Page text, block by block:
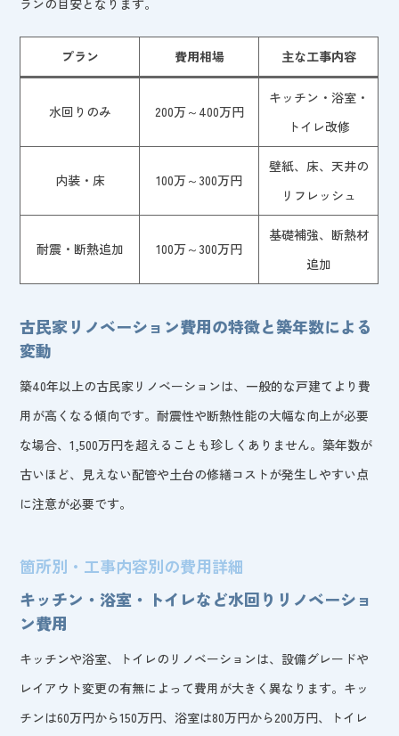
プラン 費用相場 主な工事内容
水回りのみ 200万～400万円
キッチン・浴室・
トイレ改修
内装・床 100万～300万円
壁紙、床、天井の
リフレッシュ
耐震・断熱追加 100万～300万円
基礎補強、断熱材
追加
古民家リノベーション費用の特徴と築年数による
変動
築40年以上の古民家リノベーションは、一般的な戸建てより費
用が高くなる傾向です。耐震性や断熱性能の大幅な向上が必要
な場合、1,500万円を超えることも珍しくありません。築年数が
古いほど、見えない配管や土台の修繕コストが発生しやすい点
に注意が必要です。
箇所別・工事内容別の費用詳細
キッチン・浴室・トイレなど水回りリノベーショ
ン費用
キッチンや浴室、トイレのリノベーションは、設備グレードや
レイアウト変更の有無によって費用が大きく異なります。キッ
チンは60万円から150万円、浴室は80万円から200万円、トイレ